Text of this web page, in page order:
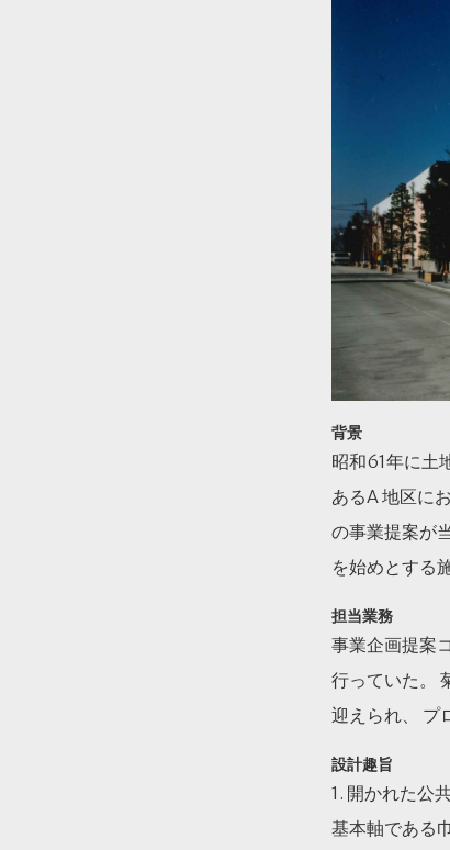
背景
昭和61年に土
あるA 地区に
の事業提案が
を始めとする
担当業務
事業企画提案
行っていた。
迎えられ、 プ
設計趣旨
1. 開かれた公
基本軸である